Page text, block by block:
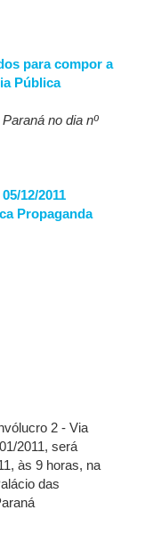
para compor a
Pública
no dia nº
12/2011
Propaganda
2 - Via
2011, será
às 9 horas, na
das